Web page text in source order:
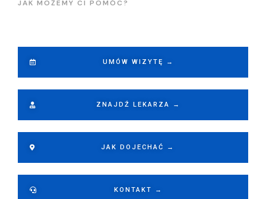
JAK MOŻEMY CI POMÓC?
UMÓW WIZYTĘ →
ZNAJDŹ LEKARZA →
JAK DOJECHAĆ →
KONTAKT →